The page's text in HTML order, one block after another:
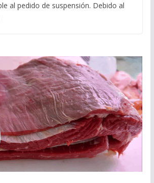
al pedido de suspensión. Debido al